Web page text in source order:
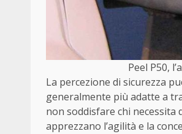
Peel P50,
La percezione di sicurezza
generalmente più adatte a
non soddisfare chi
apprezzano l’agilità e la